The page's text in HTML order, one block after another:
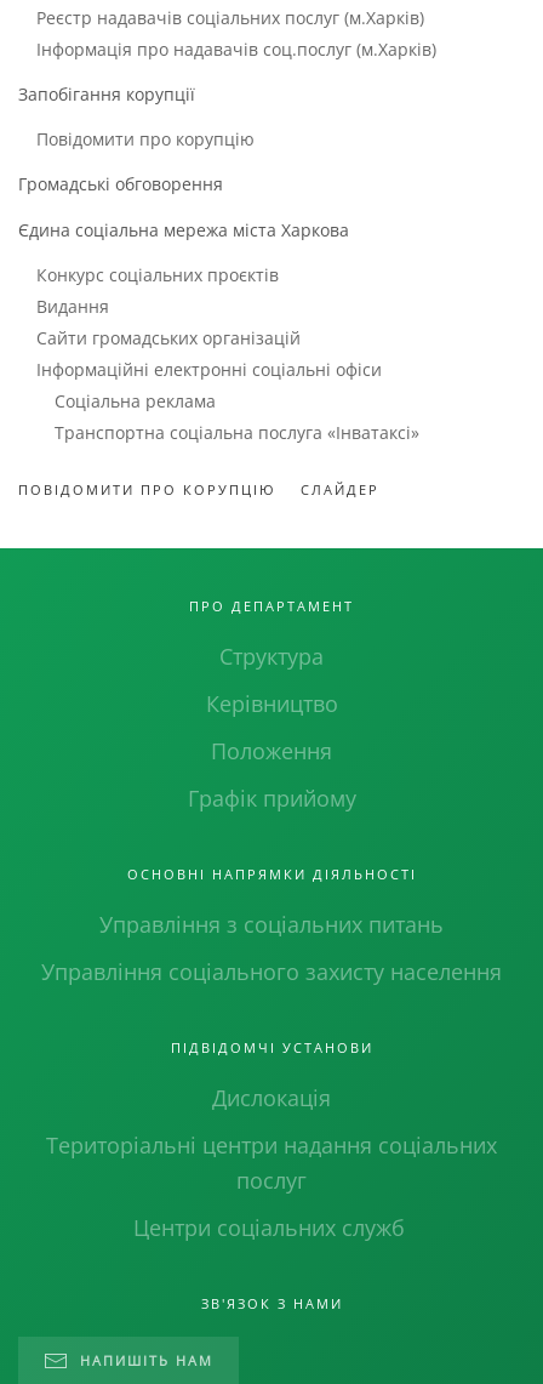
Реєстр надавачів соціальних послуг (м.Харків)
Інформація про надавачів соц.послуг (м.Харків)
Запобігання корупції
Повідомити про корупцію
Громадські обговорення
Єдина соціальна мережа міста Харкова
Конкурс соціальних проєктів
Видання
Сайти громадських організацій
Інформаційні електронні соціальні офіси
Соціальна реклама
Транспортна соціальна послуга «Інватаксі»
ПОВІДОМИТИ ПРО КОРУПЦІЮ СЛАЙДЕР
ПРО ДЕПАРТАМЕНТ
Структура
Керівництво
Положення
Графік прийому
ОСНОВНІ НАПРЯМКИ ДІЯЛЬНОСТІ
Управління з соціальних питань
Управління соціального захисту населення
ПІДВІДОМЧІ УСТАНОВИ
Дислокація
Територіальні центри надання соціальних
послуг
Центри соціальних служб
ЗВ'ЯЗОК З НАМИ
НАПИШІТЬ НАМ